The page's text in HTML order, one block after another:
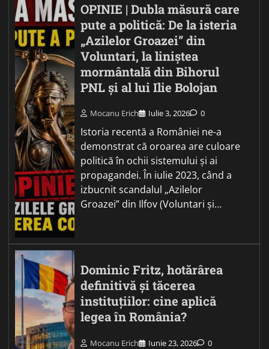
OPINIE | Dubla măsură care
pute a politică: De la isteria
„Azilelor Groazei” din
Voluntari, la liniștea
mormântală din Bihorul
PNL și al lui Ilie Bolojan
Mocanu Erich Iulie 3, 2026 0
Istoria recentă a României ne-a
demonstrat că oroarea are culoare
politică în ochii sistemului și ai
propagandei. În iulie 2023, când a
izbucnit scandalul „Azilelor
Groazei” din Ilfov (Voluntari și…
Dominic Fritz, hotărârea
definitivă și tăcerea
instituțiilor: cine aplică
legea în România?
Mocanu Erich Iunie 23, 2026 0